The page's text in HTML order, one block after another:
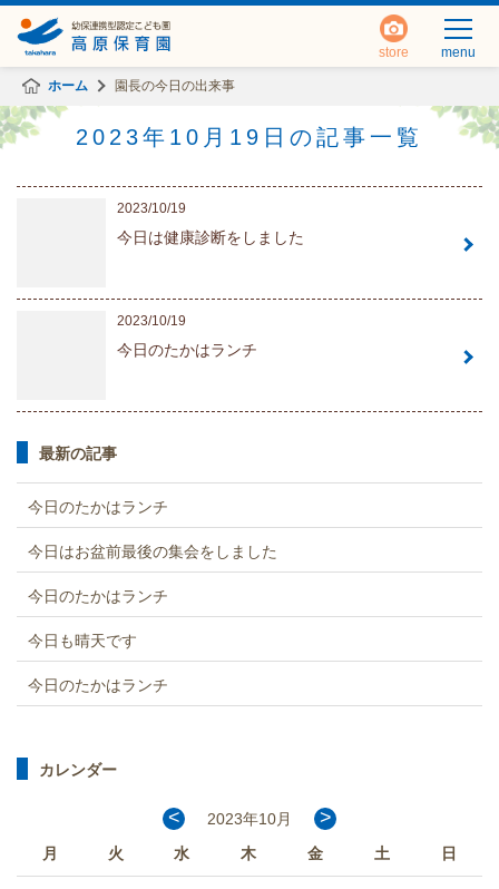
menu
store
ホーム 園長の今日の出来事
2023年10月19日の記事一覧
2023/10/19
今日は健康診断をしました
2023/10/19
今日のたかはランチ
最新の記事
今日のたかはランチ
今日はお盆前最後の集会をしました
今日のたかはランチ
今日も晴天です
今日のたかはランチ
カレンダー
< 2023年10月 >
月 火 水 木 金 土 日